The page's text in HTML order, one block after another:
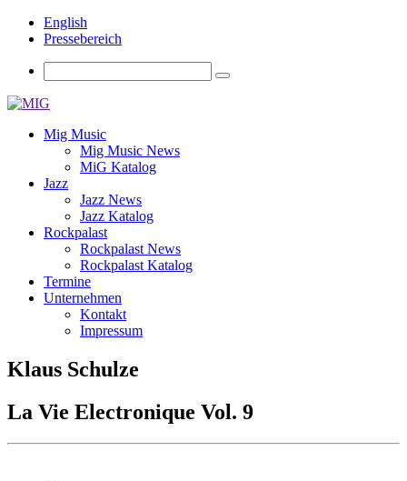
English
Pressebereich
Mig Music
Mig Music News
MiG Katalog
Jazz
Jazz News
Jazz Katalog
Rockpalast
Rockpalast News
Rockpalast Katalog
Termine
Unternehmen
Kontakt
Impressum
Klaus Schulze
La Vie Electronique Vol. 9